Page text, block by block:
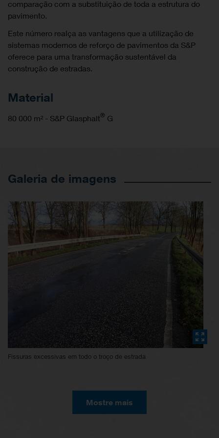
comparação com a substituição de toda a estrutura do
pavimento.
Este número realça as vantagens que a utilização de
sistemas modernos de reforço de pavimentos da S&P
oferece para uma transformação sustentável da
construção de estradas.
Material
80 000 m² - S&P Glasphalt® G
Galeria de imagens
Fissuras excessivas em todo o troço de estrada
Mostre mais